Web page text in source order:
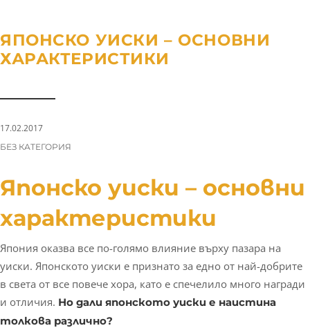
i
o
i
CATEGORIES:
БЕЗ КАТЕГОРИЯ
17.02.2017
ЯПОНСКО УИСКИ – ОСНОВНИ
ХАРАКТЕРИСТИКИ
Японско уиски – основни
характеристики
Япония оказва все по-голямо влияние върху пазара на
уиски. Японското уиски е признато за едно от най-добрите
в света от все повече хора, като е спечелило много награди
и отличия. Но дали японското уиски е наистина
толкова различно?